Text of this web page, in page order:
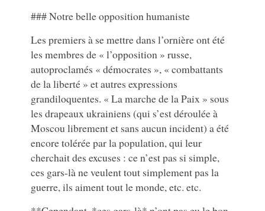
### Notre belle opposition humaniste
Les premiers à se mettre dans l’ornière ont été
les membres de « l’opposition » russe,
autoproclamés « démocrates », « combattants
de la liberté » et autres expressions
grandiloquentes. « La marche de la Paix » sous
les drapeaux ukrainiens (qui s’est déroulée à
Moscou librement et sans aucun incident) a été
encore tolérée par la population, qui leur
cherchait des excuses : ce n’est pas si simple,
ces gars-là ne veulent tout simplement pas la
guerre, ils aiment tout le monde, etc. etc.